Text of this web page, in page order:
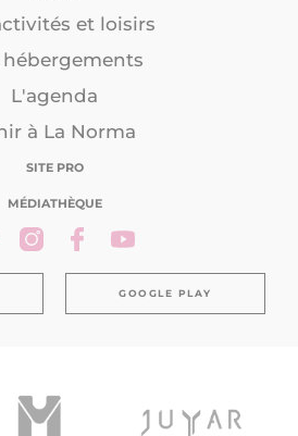
et loisirs
hébergements
L'agenda
à La Norma
SITE PRO
MÉDIATHÈQUE
GOOGLE PLAY